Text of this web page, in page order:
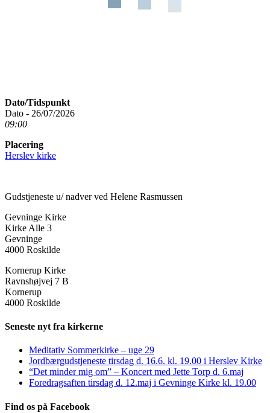
Dato/Tidspunkt
Dato - 26/07/2026
09:00
Placering
Herslev kirke
Gudstjeneste u/ nadver ved Helene Rasmussen
Gevninge Kirke
Kirke Alle 3
Gevninge
4000 Roskilde
Kornerup Kirke
Ravnshøjvej 7 B
Kornerup
4000 Roskilde
Seneste nyt fra kirkerne
Meditativ Sommerkirke – uge 29
Jordbærgudstjeneste tirsdag d. 16.6. kl. 19.00 i Herslev Kirke
“Det minder mig om” – Koncert med Jette Torp d. 6.maj
Foredragsaften tirsdag d. 12.maj i Gevninge Kirke kl. 19.00
Find os på Facebook